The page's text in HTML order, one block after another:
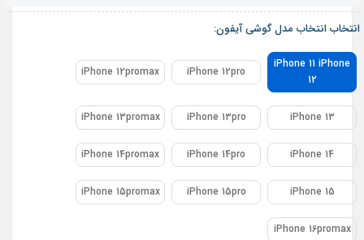
انتخاب انتخاب مدل گوشی آیفون:
iPhone 11 iPhone
12
iPhone 12pro
iPhone 12promax
iPhone 13
iPhone 13pro
iPhone 13promax
iPhone 14
iPhone 14pro
iPhone 14promax
iPhone 15
iPhone 15pro
iPhone 15promax
iPhone 16promax